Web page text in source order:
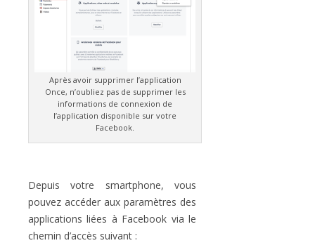
Après avoir supprimer l’application
Once, n’oubliez pas de supprimer les
informations de connexion de
l’application disponible sur votre
Facebook.
Depuis votre smartphone, vous
pouvez accéder aux paramètres des
applications liées à Facebook via le
chemin d’accès suivant :